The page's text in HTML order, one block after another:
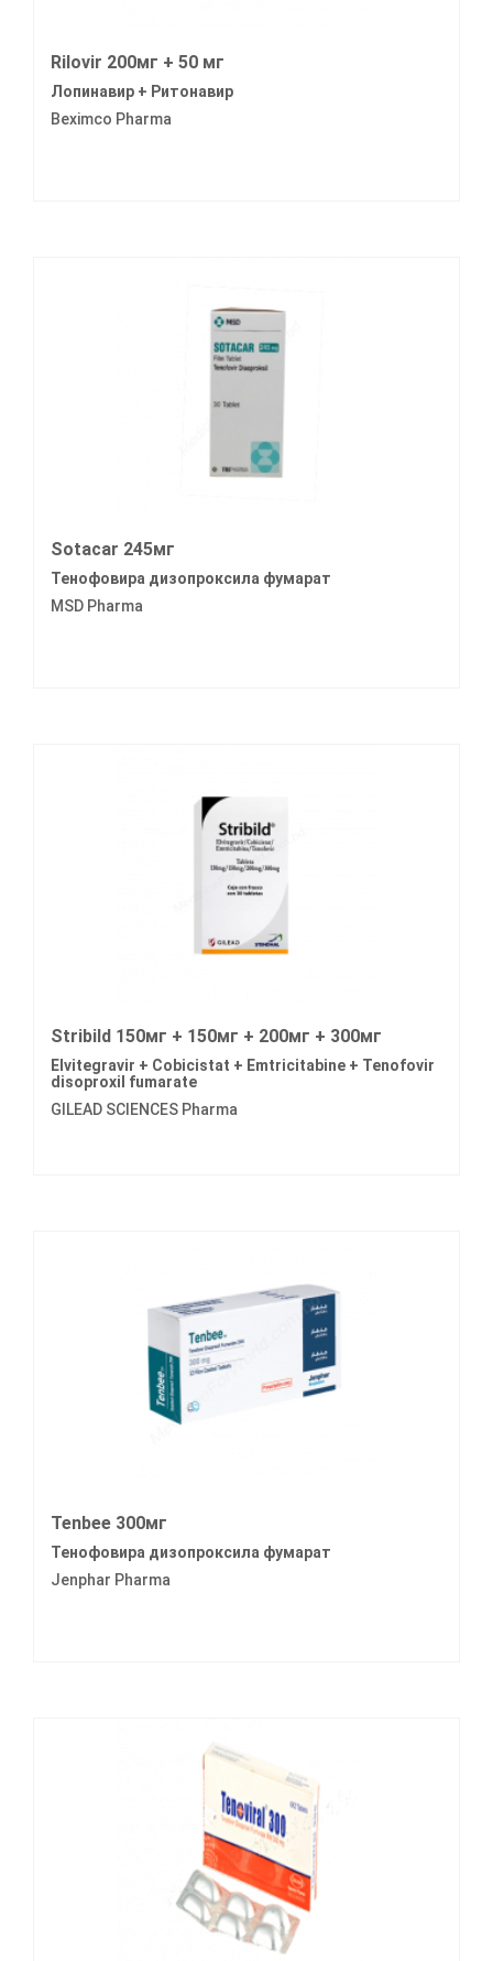
Rilovir 200мг + 50 мг
Лопинавир + Ритонавир
Beximco Pharma
Sotacar 245мг
Тенофовира дизопроксила фумарат
MSD Pharma
Stribild 150мг + 150мг + 200мг + 300мг
Elvitegravir + Cobicistat + Emtricitabine + Tenofovir
disoproxil fumarate
GILEAD SCIENCES Pharma
Tenbee 300мг
Тенофовира дизопроксила фумарат
Jenphar Pharma